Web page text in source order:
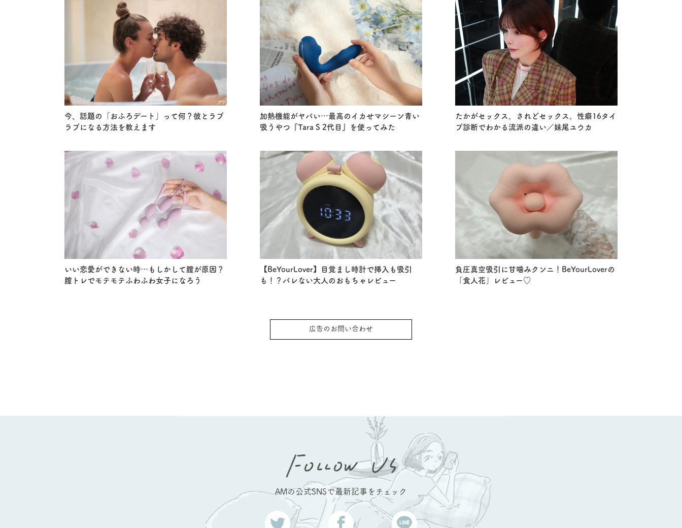
今、話題の「おふろデート」って何？彼とラブ
ラブになる方法を教えます
加熱機能がヤバい…最高のイカせマシーン青い
吸うやつ『Tara S 2代目』を使ってみた
たかがセックス。されどセックス。性癖16タイ
プ診断でわかる流派の違い／妹尾ユウカ
いい恋愛ができない時…もしかして膣が原因？
膣トレでモテモテふわふわ女子になろう
【BeYourLover】目覚まし時計で挿入も吸引
も！？バレない大人のおもちゃレビュー
負圧真空吸引に甘噛みクンニ！BeYourLoverの
「食人花」レビュー♡
広告のお問い合わせ
AMの公式SNSで最新記事をチェック